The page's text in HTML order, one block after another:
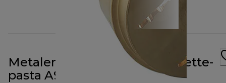
Metalen vorm voor conchigliette-
pasta A910